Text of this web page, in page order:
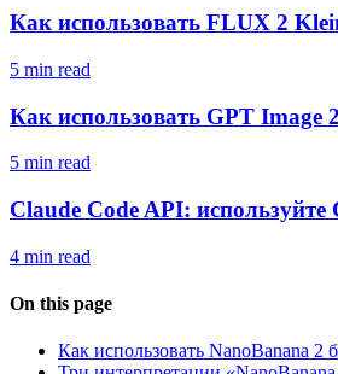
Как использовать FLUX 2
5 min read
Как использовать GPT Image
5 min read
Claude Code API: используйте
4 min read
On this page
Как использовать NanoBanana 2